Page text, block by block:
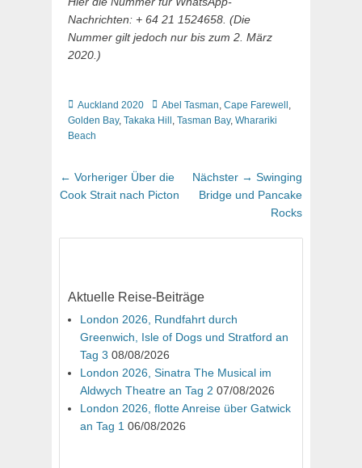
Nachrichten: + 64 21 1524658. (Die
Nummer gilt jedoch nur bis zum 2. März
2020.)
Kategorien
Auckland 2020 Schlagworte
Abel Tasman, Cape Farewell ,
Golden Bay, Takaka Hill , Tasman Bay, Wharariki
Beach
Beitragsnavigation
← Vorheriger Vorheriger
Beitrag:
Über die
Cook Strait nach Picton
Nächster → Nächster
Beitrag:
Swinging
Bridge und Pancake
Rocks
Aktuelle Reise-Beiträge
London 2026, Rundfahrt durch
Greenwich, Isle of Dogs und Stratford an
Tag 3 08/08/2026
London 2026, Sinatra The Musical im
Aldwych Theatre an Tag 2 07/08/2026
London 2026, flotte Anreise über Gatwick
an Tag 1 06/08/2026